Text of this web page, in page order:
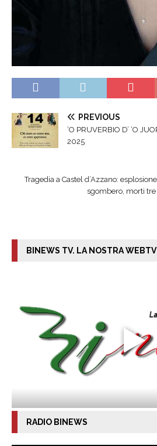
PREVIOUS
‘O PRUVERBIO D’ ‘O
2025
Tragedia a Castel d’Azzano:
sgombero, morti
BINEWS TV. LA NOSTRA WEBTV
RADIO BINEWS